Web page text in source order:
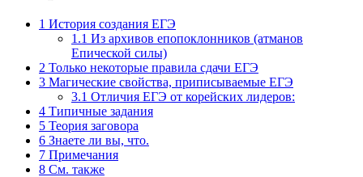
1 История создания ЕГЭ
1.1 Из архивов епопоклонников (атманов
Епической силы)
2 Только некоторые правила сдачи ЕГЭ
3 Магические свойства, приписываемые ЕГЭ
3.1 Отличия ЕГЭ от корейских лидеров:
4 Типичные задания
5 Теория заговора
6 Знаете ли вы, что.
7 Примечания
8 См. также